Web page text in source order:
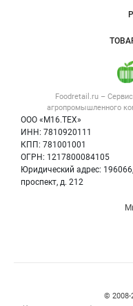
Foodretail.ru –
агропромышленного
ООО «М16.ТЕХ»
ИНН: 7810920111
КПП: 781001001
ОГРН: 1217800084105
Юридический адрес:
проспект, д. 212
Политика
©